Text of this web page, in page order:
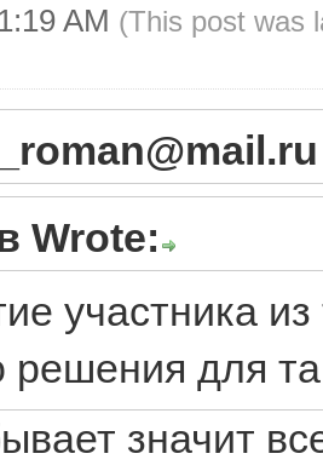
AM (This post was
Wrote:
участника
решения для
значит